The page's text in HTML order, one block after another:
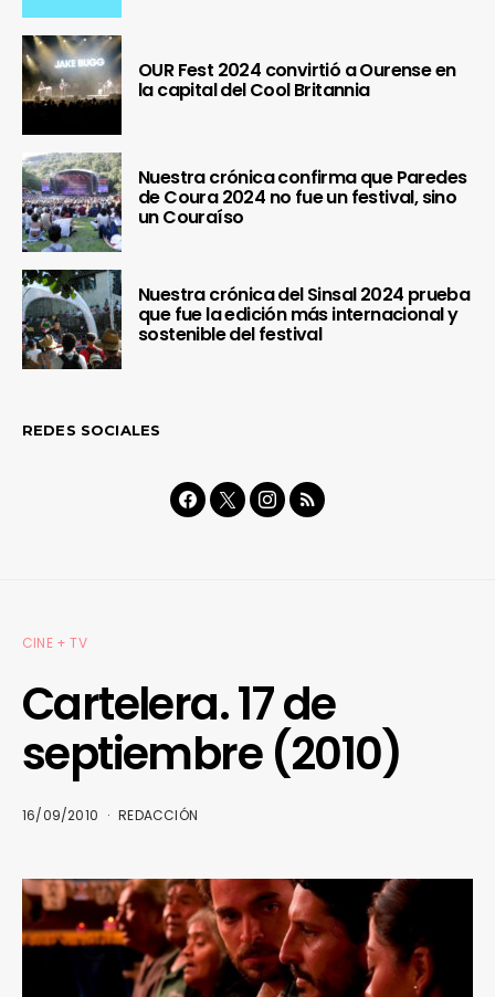
OUR Fest 2024 convirtió a Ourense en
la capital del Cool Britannia
Nuestra crónica confirma que Paredes
de Coura 2024 no fue un festival, sino
un Couraíso
Nuestra crónica del Sinsal 2024 prueba
que fue la edición más internacional y
sostenible del festival
REDES SOCIALES
CINE + TV
Cartelera. 17 de
septiembre (2010)
16/09/2010 REDACCIÓN